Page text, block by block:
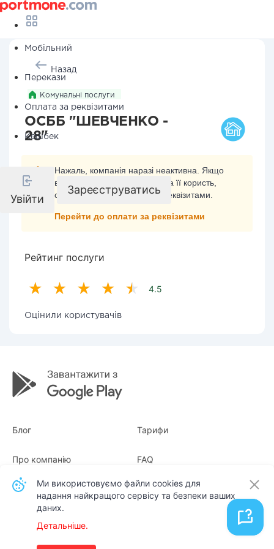
Мобільний
Перекази
Оплата за реквізитами
Кешбек
Увійти
Зареєструватись
Назад
Комунальні послуги
ОСББ "ШЕВЧЕНКО -
28"
Нажаль, компанія наразі неактивна. Якщо
ви хочете здійснити платіж на її користь,
скористайтесь оплатою за реквізитами.
Перейти до оплати за реквізитами
Рейтинг послуги
4.5
Оцінили користувачів
Блог Тарифи
Про компанію
Квитанції
FAQ
Для бізнесу
Ми використовуємо файли cookies для
надання найкращого сервісу та безпеки ваших
даних.
Детальніше.